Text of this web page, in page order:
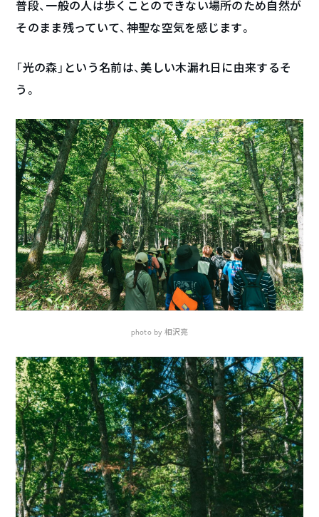
普段、一般の人は歩くことのできない場所のため自然が
そのまま残っていて、神聖な空気を感じます。
「光の森」という名前は、美しい木漏れ日に由来するそ
う。
photo by 相沢亮